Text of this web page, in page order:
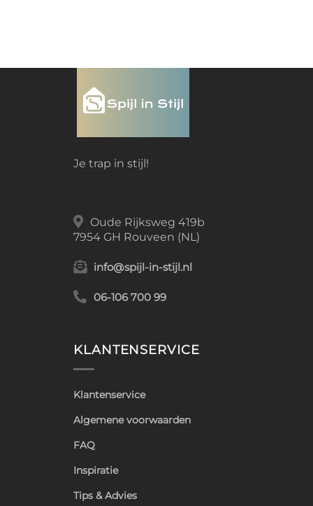
Je trap in stijl!
Oude Rijksweg 419b
7954 GH Rouveen (NL)
info@spijl-in-stijl.nl
06-106 700 99
KLANTENSERVICE
Klantenservice
Algemene voorwaarden
FAQ
Inspiratie
Tips & Advies